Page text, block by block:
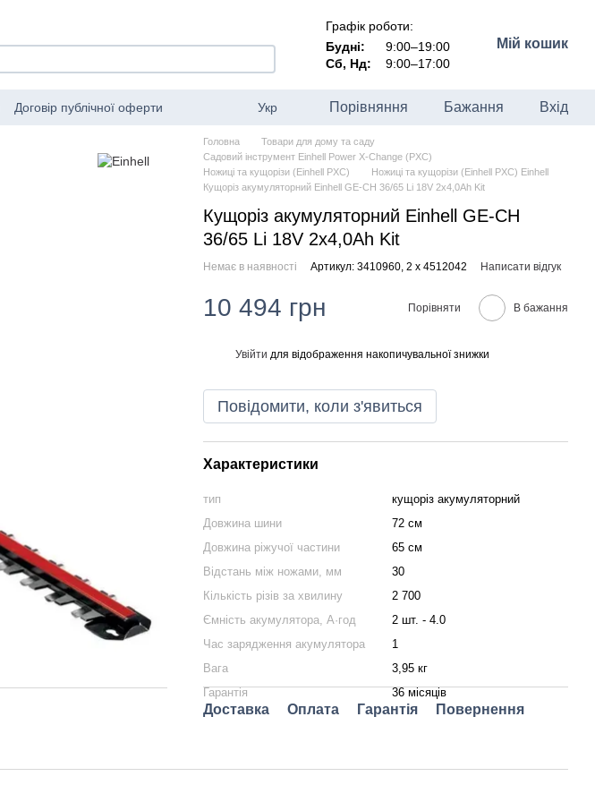
Графік роботи:
Будні:
9:00–19:00
Сб, Нд:
9:00–17:00
Мій кошик
Договір публічної оферти Укр Порівняння Бажання Вхід
Головна
Товари для дому та саду
Садовий інструмент Einhell Power X-Change (PXC)
Ножиці та кущорізи (Einhell PXC)
Ножиці та кущорізи (Einhell PXC) Einhell
Кущоріз акумуляторний Einhell GE-CH 36/65 Li 18V 2x4,0Ah Kit
Кущоріз акумуляторний Einhell GE-CH
36/65 Li 18V 2x4,0Ah Kit
Немає в наявності Артикул: 3410960, 2 х 4512042 Написати відгук
10 494 грн Порівняти В бажання
Увійти для відображення накопичувальної знижки
Повідомити, коли з'явиться
Характеристики
тип
кущоріз акумуляторний
Довжина шини
72 см
Довжина ріжучої частини
65 см
Відстань між ножами, мм
30
Кількість різів за хвилину
2 700
Ємність акумулятора, А·год
2 шт. - 4.0
Час зарядження акумулятора
1
Вага
3,95 кг
Гарантія
36 місяців
Доставка Оплата Гарантія Повернення